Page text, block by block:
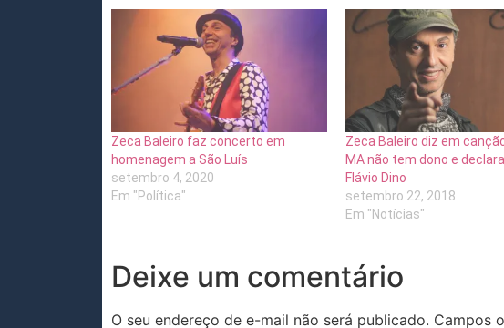
Zeca Baleiro faz concerto em
homenagem a São Luís
setembro 4, 2020
Em "Política"
Zeca Baleiro diz em
MA não tem dono e
Flávio Dino
setembro 22, 2018
Em "Notícias"
Deixe um comentário
O seu endereço de e-mail não será publicado. Campos